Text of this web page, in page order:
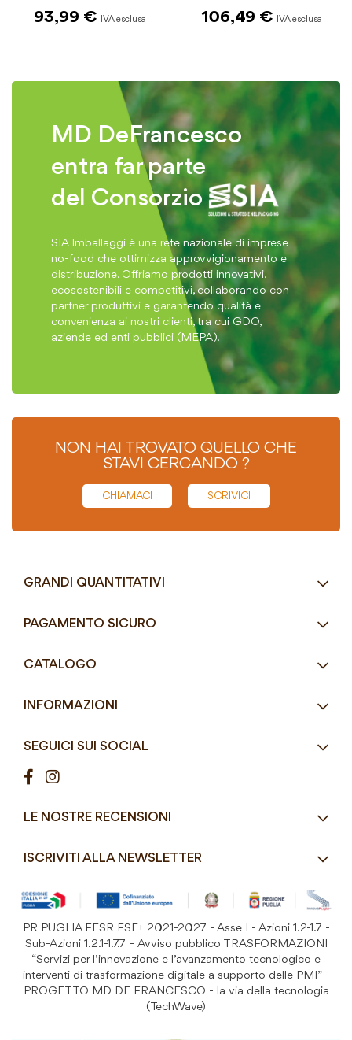
93,99 € 106,49 €
MD DeFrancesco
entra far parte
del Consorzio
SIA Imballaggi è una rete nazionale di imprese
no-food che ottimizza approvvigionamento e
distribuzione. Offriamo prodotti innovativi,
ecosostenibili e competitivi, collaborando con
partner produttivi e garantendo qualità e
convenienza ai nostri clienti, tra cui GDO,
aziende ed enti pubblici (MEPA).
NON HAI TROVATO QUELLO CHE
STAVI CERCANDO ?
CHIAMACI SCRIVICI
GRANDI QUANTITATIVI
RICHIEDI UN PREVENTIVO
Email info@mddefrancesco.it
8:30 - 12:30 / 15:00 - 19:00
PAGAMENTO SICURO
CATALOGO
Street Food e Take
Pizzerie e Panifici
Ristorazione
Detergenza e Attrezzatura
Festività
Prodotti Riutilizzabili
INFORMAZIONI
Condizioni di vendita
Costi di Spedizione
SEGUICI SUI SOCIAL
LE NOSTRE RECENSIONI
ISCRIVITI ALLA NEWSLETTER
alla
Newsletter:
ISCRIVITI
PR PUGLIA FESR FSE+ 2021-2027 - Asse I - Azioni 1.2-1.7 -
Sub-Azioni 1.2.1-1.7.7 – Avviso pubblico TRASFORMAZIONI
“Servizi per l’innovazione e l’avanzamento tecnologico e
interventi di trasformazione digitale a supporto delle PMI” –
PROGETTO MD DE FRANCESCO - la via della tecnologia
(TechWave)